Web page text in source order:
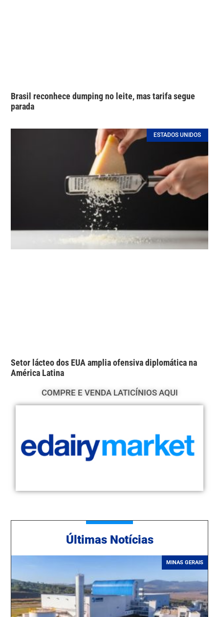
Brasil reconhece dumping no leite, mas tarifa segue
parada
ESTADOS UNIDOS
Setor lácteo dos EUA amplia ofensiva diplomática na
América Latina
COMPRE E VENDA LATICÍNIOS AQUI
Ú ltimas Notícias
MINAS GERAIS